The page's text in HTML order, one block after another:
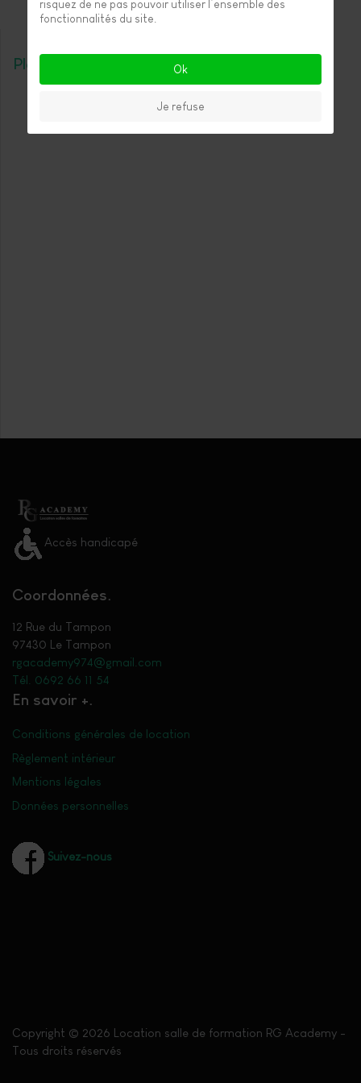
Plan d'accès
Accès handicapé
Coordonnées
12 Rue du Tampon
97430 Le Tampon
rgacademy974@gmail.com
Tél. 0692 66 11 54
En savoir +
Conditions générales de location
Règlement intérieur
Mentions légales
Données personnelles
Suivez-nous
Copyright © 2026 Location salle de formation RG Academy -
Tous droits réservés
risquez de ne pas pouvoir utiliser l’ensemble des
fonctionnalités du site.
Ok
Je refuse